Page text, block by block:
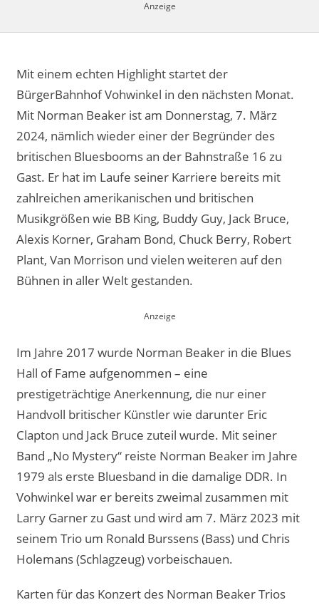
Mit einem echten Highlight startet der
BürgerBahnhof Vohwinkel in den nächsten Monat.
Mit Norman Beaker ist am Donnerstag, 7. März
2024, nämlich wieder einer der Begründer des
britischen Bluesbooms an der Bahnstraße 16 zu
Gast. Er hat im Laufe seiner Karriere bereits mit
zahlreichen amerikanischen und britischen
Musikgrößen wie BB King, Buddy Guy, Jack Bruce,
Alexis Korner, Graham Bond, Chuck Berry, Robert
Plant, Van Morrison und vielen weiteren auf den
Bühnen in aller Welt gestanden.
Im Jahre 2017 wurde Norman Beaker in die Blues
Hall of Fame aufgenommen – eine
prestigeträchtige Anerkennung, die nur einer
Handvoll britischer Künstler wie darunter Eric
Clapton und Jack Bruce zuteil wurde. Mit seiner
Band „No Mystery“ reiste Norman Beaker im Jahre
1979 als erste Bluesband in die damalige DDR. In
Vohwinkel war er bereits zweimal zusammen mit
Larry Garner zu Gast und wird am 7. März 2023 mit
seinem Trio um Ronald Burssens (Bass) und Chris
Holemans (Schlagzeug) vorbeischauen.
Karten für das Konzert des Norman Beaker Trios